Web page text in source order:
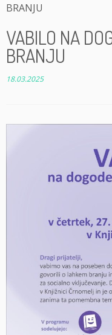
BRANJU
VABILO NA
BRANJU
18.03.2025